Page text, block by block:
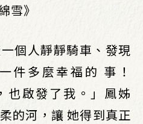
雪》
個人靜靜騎車、發現
件多麼幸福的 事！
也啟發了我。」鳳姊
的河，讓 她得到真正